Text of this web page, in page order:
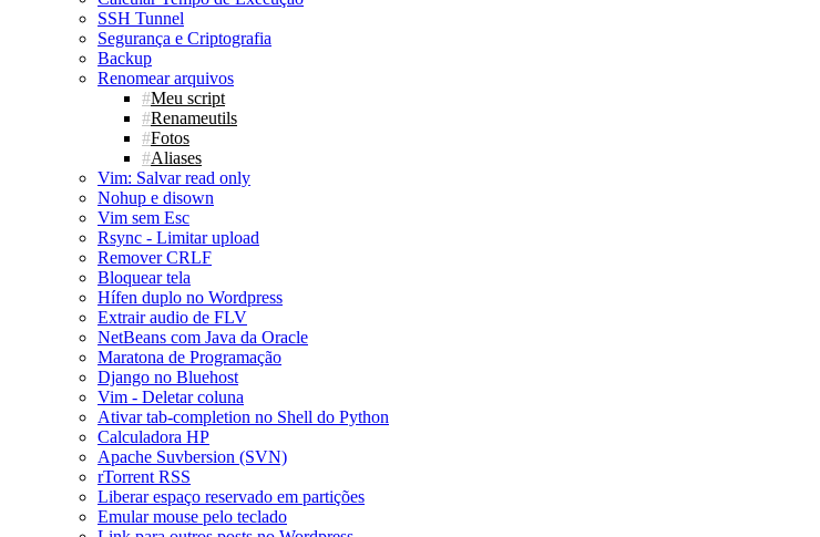
SSH Tunnel
Segurança e Criptografia
Backup
Renomear arquivos
Meu script
Renameutils
Fotos
Aliases
Vim: Salvar read only
Nohup e disown
Vim sem Esc
Rsync - Limitar upload
Remover CRLF
Bloquear tela
Hífen duplo no Wordpress
Extrair audio de FLV
NetBeans com Java da Oracle
Maratona de Programação
Django no Bluehost
Vim - Deletar coluna
Ativar tab-completion no Shell do Python
Calculadora HP
Apache Suvbersion (SVN)
rTorrent RSS
Liberar espaço reservado em partições
Emular mouse pelo teclado